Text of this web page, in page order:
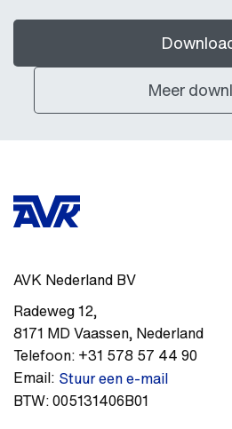
Meer
AVK Nederland BV
Radeweg 12,
8171 MD Vaassen, Nederland
Telefoon: +31 578 57 44 90
Email: Stuur een e-mail
BTW:005131406B01